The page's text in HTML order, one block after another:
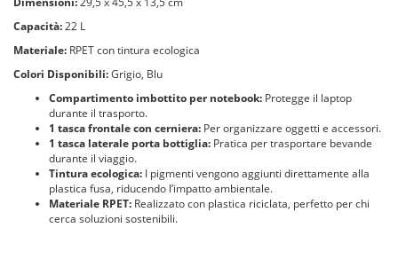
Capacità:22 L
Materiale: RPET con tintura ecologica
Colori Disponibili:Grigio, Blu
Compartimento imbottito per notebook: Protegge il laptop
durante il trasporto.
1 tasca frontale con cerniera: Per organizzare oggetti e accessori.
1 tasca laterale porta bottiglia: Pratica per trasportare bevande
durante il viaggio.
Tintura ecologica: I pigmenti vengono aggiunti direttamente alla
plastica fusa, riducendo l’impatto ambientale.
Materiale RPET: Realizzato con plastica riciclata, perfetto per chi
cerca soluzioni sostenibili.